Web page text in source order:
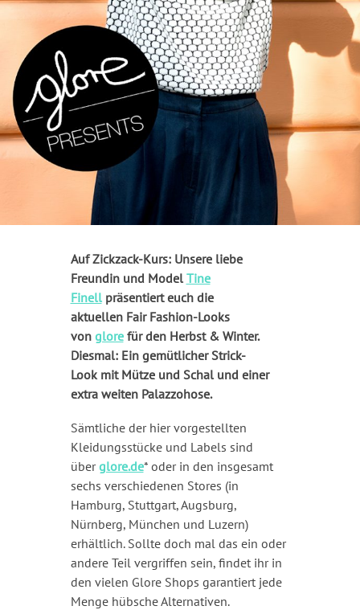
Auf Zickzack-Kurs: Unsere liebe
Freundin und Model Tine
Finellpräsentiert euch die
aktuellen Fair Fashion-Looks
von glorefür den Herbst & Winter.
Diesmal: Ein gemütlicher Strick-
Look mit Mütze und Schal und einer
extra weiten Palazzohose.
Sämtliche der hier vorgestellten
Kleidungsstücke und Labels sind
überglore.de* oder in den insgesamt
sechs verschiedenen Stores (in
Hamburg, Stuttgart, Augsburg,
Nürnberg, München und Luzern)
erhältlich. Sollte doch mal das ein oder
andere Teil vergriffen sein, findet ihr in
den vielen Glore Shops garantiert jede
Menge hübsche Alternativen.